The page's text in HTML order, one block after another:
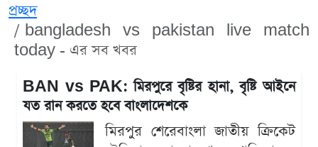
প্রচ্ছদ
bangladesh vs pakistan live match
today - এর সব খবর
BAN vs PAK: মিরপুরে বৃষ্টির হানা, বৃষ্টি আইনে
যত রান করতে হবে বাংলাদেশকে
মিরপুর শেরেবাংলা জাতীয় ক্রিকেট